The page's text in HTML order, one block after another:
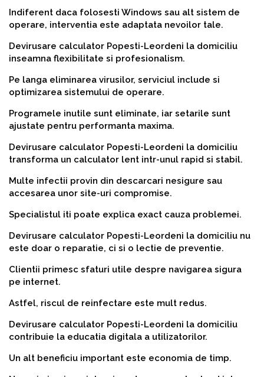
Indiferent daca folosesti Windows sau alt sistem de
operare, interventia este adaptata nevoilor tale.
Devirusare calculator Popesti-Leordeni la domiciliu
inseamna flexibilitate si profesionalism.
Pe langa eliminarea virusilor, serviciul include si
optimizarea sistemului de operare.
Programele inutile sunt eliminate, iar setarile sunt
ajustate pentru performanta maxima.
Devirusare calculator Popesti-Leordeni la domiciliu
transforma un calculator lent intr-unul rapid si stabil.
Multe infectii provin din descarcari nesigure sau
accesarea unor site-uri compromise.
Specialistul iti poate explica exact cauza problemei.
Devirusare calculator Popesti-Leordeni la domiciliu nu
este doar o reparatie, ci si o lectie de preventie.
Clientii primesc sfaturi utile despre navigarea sigura
pe internet.
Astfel, riscul de reinfectare este mult redus.
Devirusare calculator Popesti-Leordeni la domiciliu
contribuie la educatia digitala a utilizatorilor.
Un alt beneficiu important este economia de timp.